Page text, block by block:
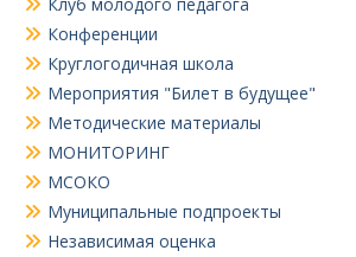
Конференции
Круглогодичная школа
Мероприятия "Билет в будущее"
Методические материалы
МОНИТОРИНГ
МСОКО
Муниципальные подпроекты
Независимая оценка